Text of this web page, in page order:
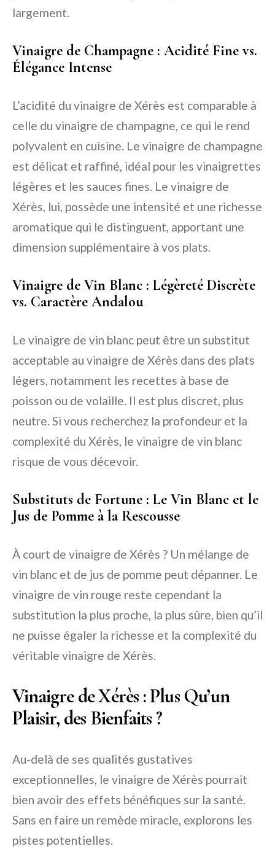
largement.
Vinaigre de Champagne : Acidité Fine vs.
Élégance Intense
L’acidité du vinaigre de Xérès est comparable à
celle du vinaigre de champagne, ce qui le rend
polyvalent en cuisine. Le vinaigre de champagne
est délicat et raffiné, idéal pour les vinaigrettes
légères et les sauces fines. Le vinaigre de
Xérès, lui, possède une intensité et une richesse
aromatique qui le distinguent, apportant une
dimension supplémentaire à vos plats.
Vinaigre de Vin Blanc : Légèreté Discrète
vs. Caractère Andalou
Le vinaigre de vin blanc peut être un substitut
acceptable au vinaigre de Xérès dans des plats
légers, notamment les recettes à base de
poisson ou de volaille. Il est plus discret, plus
neutre. Si vous recherchez la profondeur et la
complexité du Xérès, le vinaigre de vin blanc
risque de vous décevoir.
Substituts de Fortune : Le Vin Blanc et le
Jus de Pomme à la Rescousse
À court de vinaigre de Xérès ? Un mélange de
vin blanc et de jus de pomme peut dépanner. Le
vinaigre de vin rouge reste cependant la
substitution la plus proche, la plus sûre, bien qu’il
ne puisse égaler la richesse et la complexité du
véritable vinaigre de Xérès.
Vinaigre de Xérès : Plus Qu’un
Plaisir, des Bienfaits ?
Au-delà de ses qualités gustatives
exceptionnelles, le vinaigre de Xérès pourrait
bien avoir des effets bénéfiques sur la santé.
Sans en faire un remède miracle, explorons les
pistes potentielles.